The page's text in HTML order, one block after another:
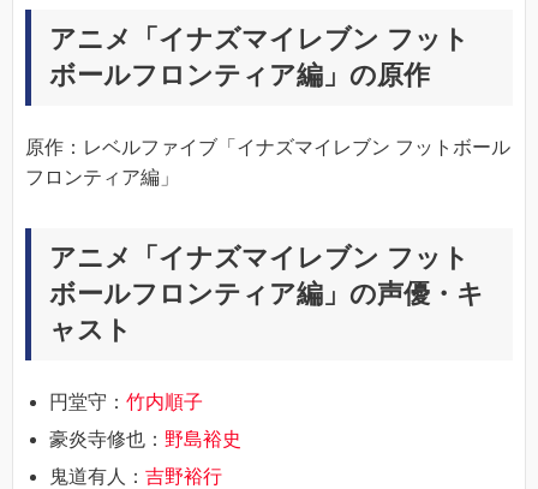
アニメ「イナズマイレブン フット
ボールフロンティア編」の原作
原作：レベルファイブ「イナズマイレブン フットボール
フロンティア編」
アニメ「イナズマイレブン フット
ボールフロンティア編」の声優・キ
ャスト
円堂守： 竹内順子
豪炎寺修也： 野島裕史
鬼道有人： 吉野裕行